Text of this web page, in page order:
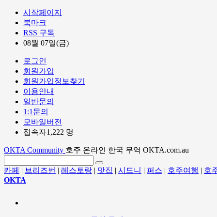
시작페이지
북마크
RSS 구독
08월 07일(금)
로그인
회원가입
회원가입정보찾기
이용안내
일반문의
1:1문의
모바일버전
접속자1,222 명
OKTA Community 호주 온라인 한국 무역 OKTA.com.au
카페 | 브리즈번 | 레스토랑 | 맛집 | 시드니 | 퍼스 | 호주여행 | 호
OKTA